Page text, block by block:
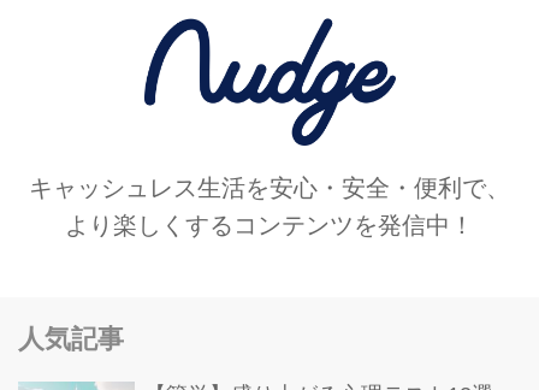
キャッシュレス生活を安心・安全・便利で、
より楽しくするコンテンツを発信中！
人気記事